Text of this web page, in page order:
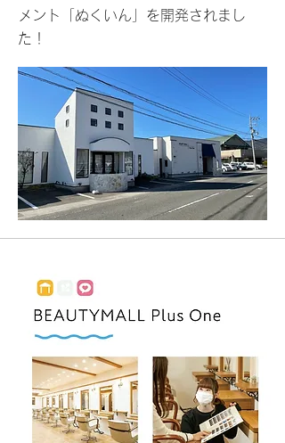
メント「ぬくいん」​を開発されまし
た！